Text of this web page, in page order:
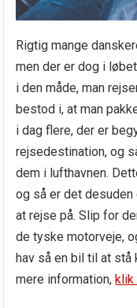
Rigtig mange
men der er dog i
i den måde, man
bestod i, at man
i dag flere, der er
rejsedestination, og
dem i lufthavnen.
og så er det
at rejse på. Slip for
de tyske motorveje,
hav så en bil til at stå
mere information,klik